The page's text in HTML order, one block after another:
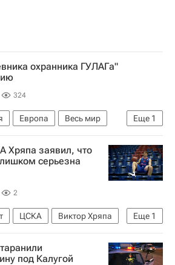
охранника ГУЛАГа"
324
Еще 1
Европа
Весь мир
Хряпа заявил, что
серьезна
2
Еще 1
ЦСКА
Виктор Хряпа
под Калугой